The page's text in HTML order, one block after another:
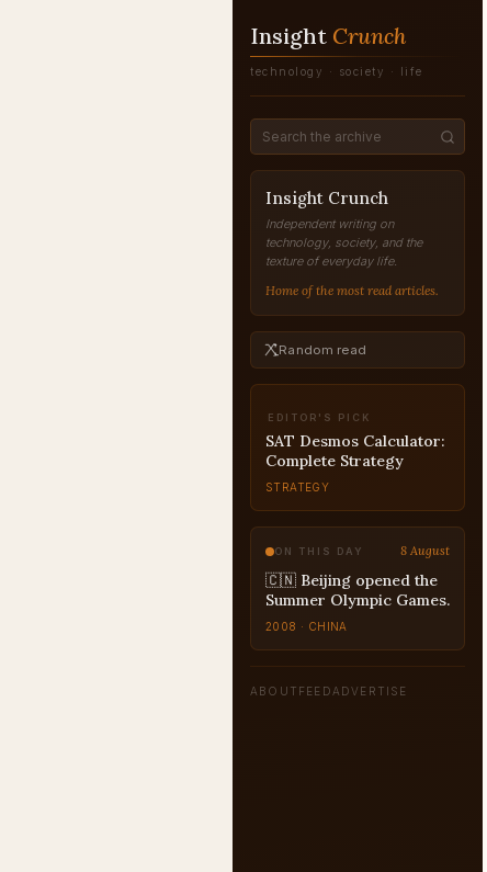
Insight Crunch
technology · society · life
Insight Crunch
Independent writing on
technology, society, and the
texture of everyday life.
Home of the most read articles.
Random read
EDITOR'S PICK
UPSC for Working
Professionals: Prepare
While Working
ON THIS DAY
🇨🇳 Beijing opened the
Summer Olympic Games.